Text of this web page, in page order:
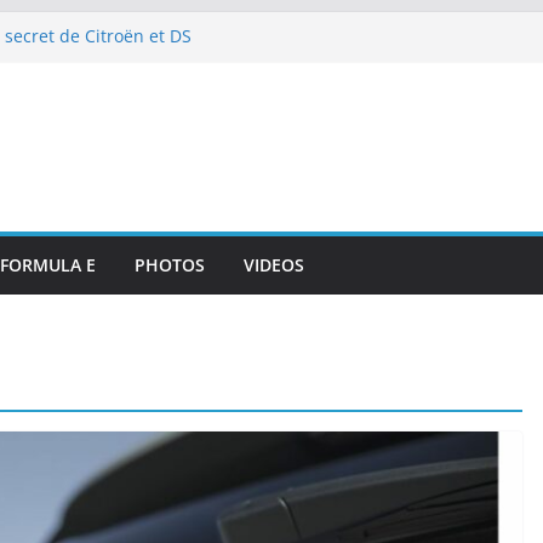
de Citroën et DS
pour DS PENSKE malgré
les projecteurs
et intégration de
à l’E-Prix de Tokyo
spectaculaires
FORMULA E PHOTOS VIDEOS